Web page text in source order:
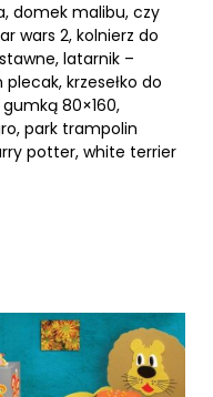
domek malibu, czy
wars 2, kolnierz do
latarnik –
krzesełko do
80×160,
park trampolin
potter, white terrier